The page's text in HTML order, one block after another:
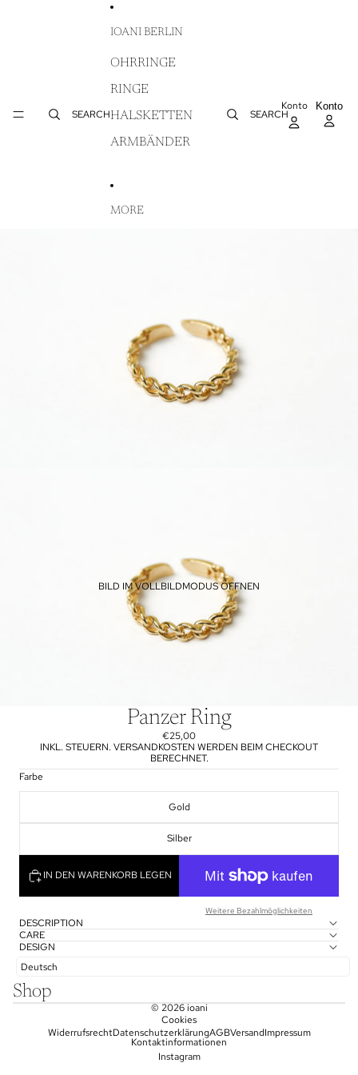
SEARCH
IOANI BERLIN
OHRRINGE
RINGE
HALSKETTEN
ARMBÄNDER
MORE
SEARCH
Konto Konto
BILD IM VOLLBILDMODUS ÖFFNEN
Panzer Ring
€25,00
INKL. STEUERN. VERSANDKOSTEN WERDEN BEIM CHECKOUT
BERECHNET.
Farbe
Gold
Silber
IN DEN WARENKORB LEGEN
Weitere Bezahlmöglichkeiten
DESCRIPTION
CARE
DESIGN
Deutsch
Shop
© 2026ioani
Cookies
WiderrufsrechtDatenschutzerklärungAGBVersandImpressum
Kontaktinformationen
Instagram